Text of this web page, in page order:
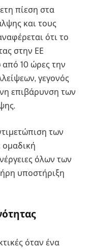
πίεση στα
και τους
ότι το
στην ΕΕ
10 ώρες την
γεγονός
επιβάρυνση των
των
ομαδική
όλων των
υποστήριξη
όταν ένα